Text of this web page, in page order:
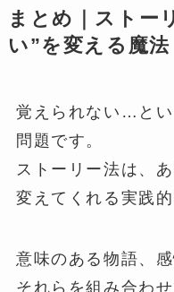
まとめ｜ストー
い”を変える魔法
覚えられない…とい
問題です。
ストーリー法は、
変えてくれる実践的
意味のある物語、
それらを組み合わ